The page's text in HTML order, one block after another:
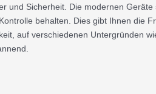
und Sicherheit. Die modernen Geräte
behalten. Dies gibt Ihnen die
auf verschiedenen Untergründen